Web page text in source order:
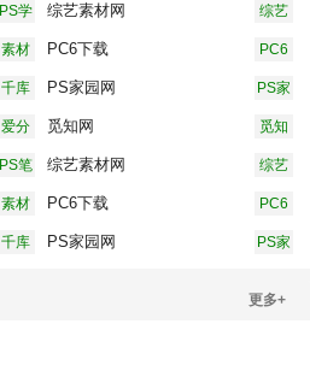
PS学
综艺
网
综艺素材网
素材
PC6
PC6下载
千库
PS家
PS家园网
爱分
觅知
觅知网
PS笔
综艺
网
综艺素材网
素材
PC6
PC6下载
千库
PS家
PS家园网
更多+